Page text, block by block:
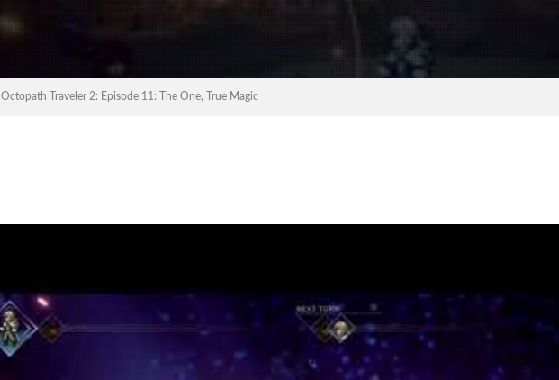
Octopath Traveler 2: Episode 11: The One, True Magic